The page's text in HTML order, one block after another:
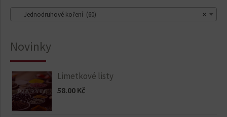
×
Jednodruhové koření (60)
Novinky
Limetkové listy
58.00 Kč